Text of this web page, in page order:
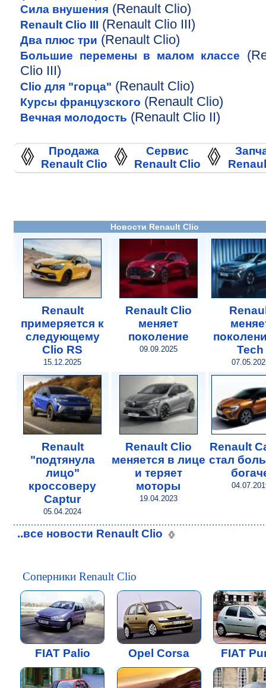
Сила внушения (Renault Clio)
Renault Clio III (Renault Clio III)
Два плюс три (Renault Clio)
Большие перемены в малом классе
Clio III)
Clio для "горца" (Renault Clio)
Курсы французского (Renault Clio)
Вечная молодость (Renault Clio II)
Продажа
Renault Clio
Сервис
Renault Clio
Новости Renault Clio
Renault
примеряется к
следующему
Clio RS
15.12.2025
Renault Clio
меняет
поколение
09.09.2025
Tech
Renault
"подтянула
лицо"
кроссоверу
Captur
05.04.2024
Renault Clio
меняется в лице
и теряет
моторы
19.04.2023
Renault
стал
..все новости Renault Clio
Соперники Renault Clio
FIAT Palio Opel Corsa FIAT